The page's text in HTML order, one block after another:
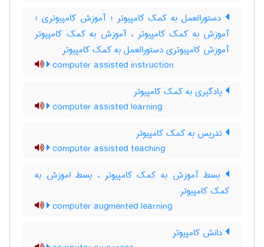
دستورالعمل به کمک کامپیوتر ؛ آموزش کامپیوتری ؛
آموزش به کمک کامپیوتر ، آموزش به کمک کامپیوتر
آموزش کامپیوتری دستورالعمل به کمک کامپیوتر
computer assisted instruction
یادگیری به کمک کامپیوتر
computer assisted learning
تدریس به کمک کامپیوتر
computer assisted teaching
بسط آموزش به کمک کامپیوتر ، بسط اموزش به
کمک کامپیوتر
computer augmented learning
دانش کامپیوتر